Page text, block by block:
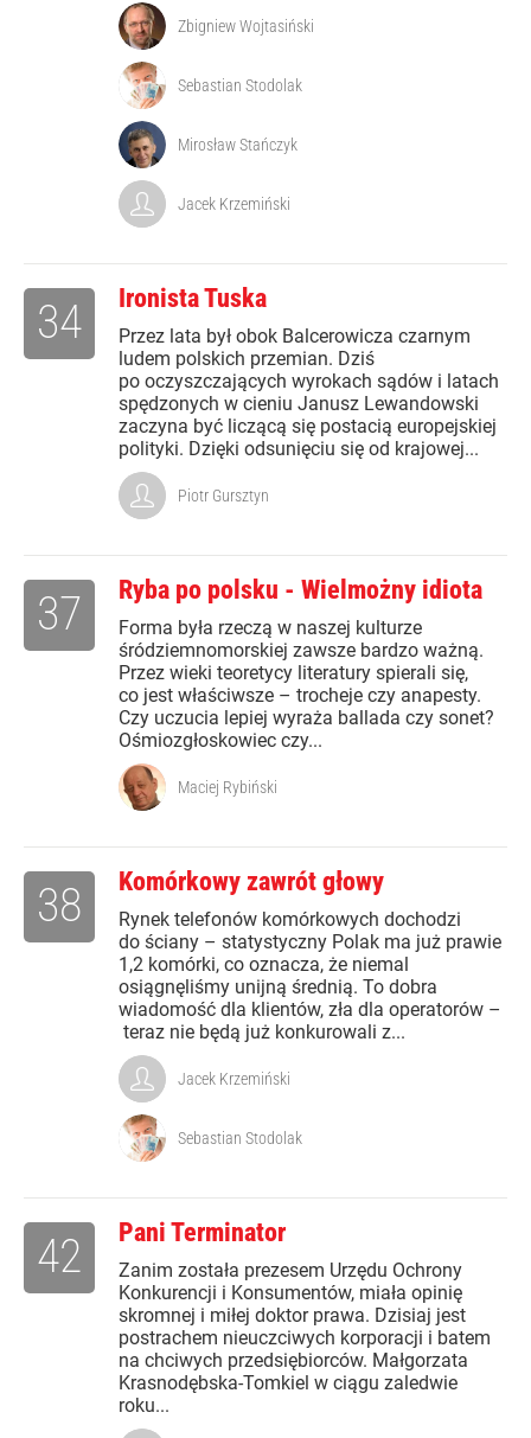
Zbigniew Wojtasiński
Sebastian Stodolak
Mirosław Stańczyk
Jacek Krzemiński
Ironista Tuska
Przez lata był obok Balcerowicza czarnym
ludem polskich przemian. Dziś
po oczyszczających wyrokach sądów i latach
spędzonych w cieniu Janusz Lewandowski
zaczyna być liczącą się postacią europejskiej
polityki. Dzięki odsunięciu się od krajowej...
34
Piotr Gursztyn
Ryba po polsku - Wielmożny idiota
Forma była rzeczą w naszej kulturze
śródziemnomorskiej zawsze bardzo ważną.
Przez wieki teoretycy literatury spierali się,
co jest właściwsze – trocheje czy anapesty.
Czy uczucia lepiej wyraża ballada czy sonet?
Ośmiozgłoskowiec czy...
37
Maciej Rybiński
Komórkowy zawrót głowy
Rynek telefonów komórkowych dochodzi
do ściany – statystyczny Polak ma już prawie
1,2 komórki, co oznacza, że niemal
osiągnęliśmy unijną średnią. To dobra
wiadomość dla klientów, zła dla operatorów –
teraz nie będą już konkurowali z...
38
Jacek Krzemiński
Sebastian Stodolak
Pani Terminator
Zanim została prezesem Urzędu Ochrony
Konkurencji i Konsumentów, miała opinię
skromnej i miłej doktor prawa. Dzisiaj jest
postrachem nieuczciwych korporacji i batem
na chciwych przedsiębiorców. Małgorzata
Krasnodębska-Tomkiel w ciągu zaledwie
roku...
42